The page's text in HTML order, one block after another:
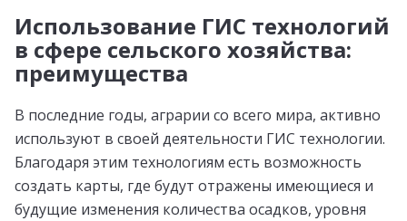
Использование ГИС технологий
в сфере сельского хозяйства:
преимущества
В последние годы, аграрии со всего мира, активно
используют в своей деятельности ГИС технологии.
Благодаря этим технологиям есть возможность
создать карты, где будут отражены имеющиеся и
будущие изменения количества осадков, уровня